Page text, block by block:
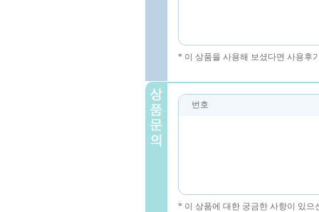
* 이 상품을 사용해 보셨다면 사용후
번호
* 이 상품에 대한 궁금한 사항이 있